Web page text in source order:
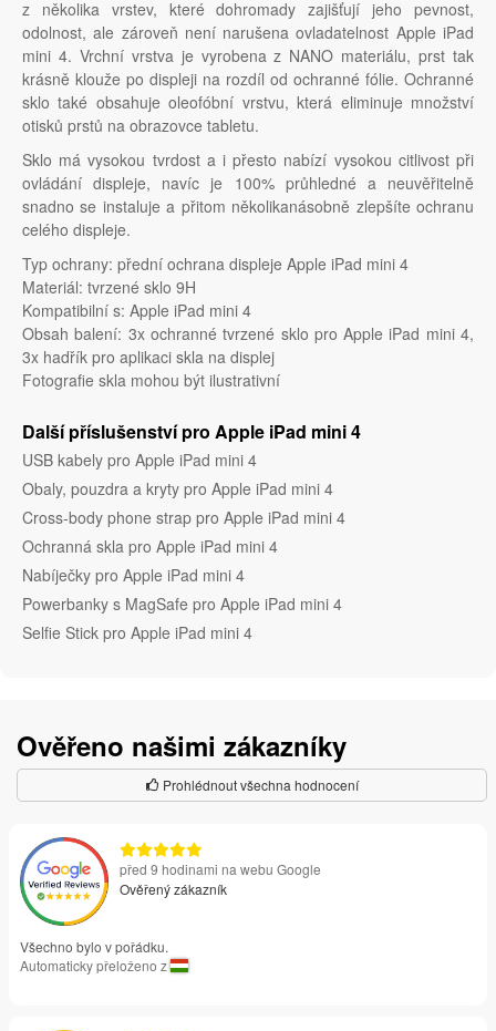
z několika vrstev, které dohromady zajišťují jeho pevnost,
odolnost, ale zároveň není narušena ovladatelnost Apple iPad
mini 4. Vrchní vrstva je vyrobena z NANO materiálu, prst tak
krásně klouže po displeji na rozdíl od ochranné fólie. Ochranné
sklo také obsahuje oleofóbní vrstvu, která eliminuje množství
otisků prstů na obrazovce tabletu.
Sklo má vysokou tvrdost a i přesto nabízí vysokou citlivost při
ovládání displeje, navíc je 100% průhledné a neuvěřitelně
snadno se instaluje a přitom několikanásobně zlepšíte ochranu
celého displeje.
Typ ochrany: přední ochrana displeje Apple iPad mini 4
Materiál: tvrzené sklo 9H
Kompatibilní s: Apple iPad mini 4
Obsah balení: 3x ochranné tvrzené sklo pro Apple iPad mini 4,
3x hadřík pro aplikaci skla na displej
Fotografie skla mohou být ilustrativní
Další příslušenství pro Apple iPad mini 4
USB kabely pro Apple iPad mini 4
Obaly, pouzdra a kryty pro Apple iPad mini 4
Cross-body phone strap pro Apple iPad mini 4
Ochranná skla pro Apple iPad mini 4
Nabíječky pro Apple iPad mini 4
Powerbanky s MagSafe pro Apple iPad mini 4
Selfie Stick pro Apple iPad mini 4
Ověřeno našimi zákazníky
Prohlédnout všechna hodnocení
před 9 hodinami na webu Google
Ověřený zákazník
Všechno bylo v pořádku.
Automaticky přeloženo z